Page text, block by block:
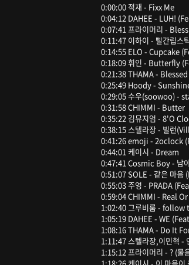
0:00:00 적재 - Fixx Me
0:04:12 DAHEE - LUH!
0:07:41 프라이머리 -
0:11:47 이하이 - 빨간립스
0:14:55 ELO - Cupcake
0:18:09 휘인 - Butterfly
0:21:38 THAMA -
0:25:49 Hoody -
0:29:05 수우(soowoo) -
0:31:58 CHIMMI - Butter
0:35:22 김뮤지엄 - 8'O
0:38:15 스텔라장 - 빌런
0:41:26 emoji - 2oclock
0:44:01 케이시 - Dream
0:47:41 Cosmic Boy - 남
0:51:07 SOLE - 같은 마음
0:55:03 주영 - PRADA
0:59:04 CHIMMI - Real
1:02:40 그루비룸 -
1:05:19 DAHEE - WE
1:08:16 THAMA - Do It
1:11:47 스텔라장,이민혁 -
1:15:12 프라이머리 - ? (
1:18:26 케이시 - 이 마음이